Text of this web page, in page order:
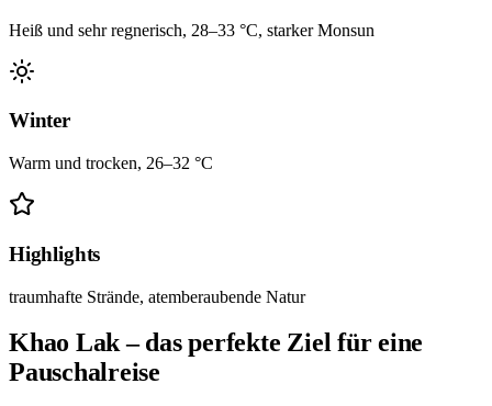
Heiß und sehr regnerisch, 28–33 °C, starker Monsun
Winter
Warm und trocken, 26–32 °C
Highlights
traumhafte Strände, atemberaubende Natur
Khao Lak – das perfekte Ziel für eine
Pauschalreise